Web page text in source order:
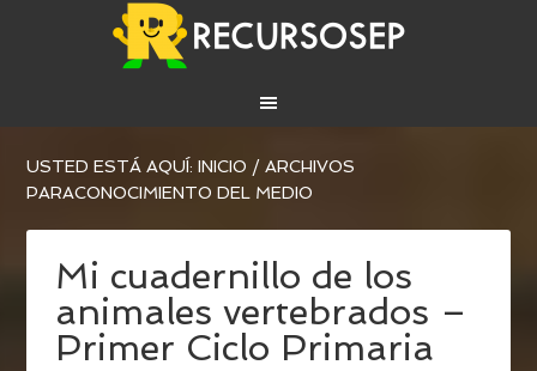
USTED ESTÁ AQUÍ:INICIO / ARCHIVOS
PARACONOCIMIENTO DEL MEDIO
Mi cuadernillo de los
animales vertebrados –
Primer Ciclo Primaria